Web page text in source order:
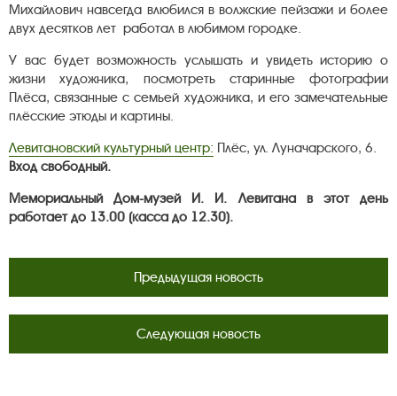
Михайлович навсегда влюбился в волжские пейзажи и более
двух десятков лет работал в любимом городке.
У вас будет возможность услышать и увидеть историю о
жизни художника, посмотреть старинные фотографии
Плёса, связанные с семьей художника, и его замечательные
плёсские этюды и картины.
Левитановский культурный центр: Плёс, ул. Луначарского, 6.
Вход свободный.
Мемориальный Дом-музей И. И. Левитана в этот день
работает до 13.00 (касса до 12.30).
Предыдущая новость
Следующая новость